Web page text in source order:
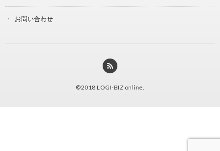
お問い合わせ
©2018 LOGI-BIZ online